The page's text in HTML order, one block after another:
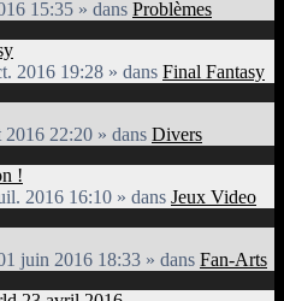
15:35 » dans Problèmes
2016 19:28 » dans Final Fantasy
2016 22:20 » dans Divers
!
2016 16:10 » dans Jeux Video
juin 2016 18:33 » dans Fan-Arts